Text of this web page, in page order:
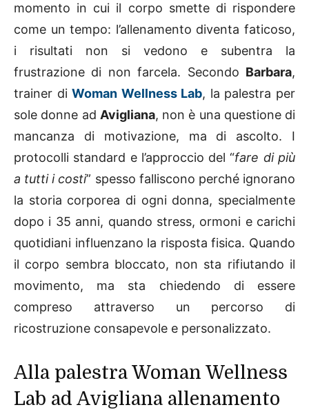
momento in cui il corpo smette di rispondere
come un tempo: l’allenamento diventa faticoso,
i risultati non si vedono e subentra la
frustrazione di non farcela. Secondo Barbara,
trainer diWoman Wellness Lab, la palestra per
sole donne ad Avigliana, non è una questione di
mancanza di motivazione, ma di ascolto. I
protocolli standard e l’approccio del “fare di più
a tutti i costi” spesso falliscono perché ignorano
la storia corporea di ogni donna, specialmente
dopo i 35 anni, quando stress, ormoni e carichi
quotidiani influenzano la risposta fisica. Quando
il corpo sembra bloccato, non sta rifiutando il
movimento, ma sta chiedendo di essere
compreso attraverso un percorso di
ricostruzione consapevole e personalizzato.
Alla palestra Woman Wellness
Lab ad Avigliana allenamento